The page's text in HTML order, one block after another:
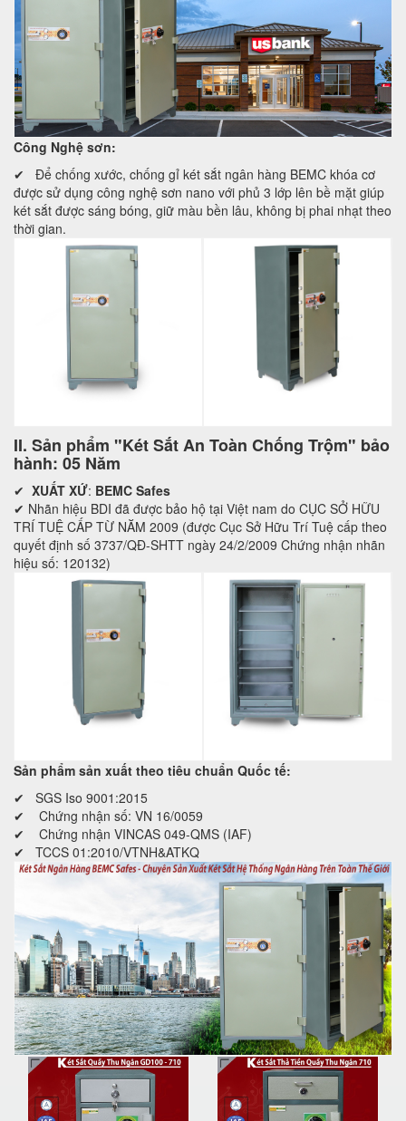
Công Nghệ sơn:
✔ Để chống xước, chống gỉ két sắt ngân hàng BEMC khóa cơ
được sử dụng công nghệ sơn nano với phủ 3 lớp lên bề mặt giúp
két sắt được sáng bóng, giữ màu bền lâu, không bị phai nhạt theo
thời gian.
II. Sản phẩm "Két Sắt An Toàn Chống Trộm" bảo
hành: 05 Năm
✔ XUẤT XỨ: BEMC Safes
✔ Nhãn hiệu BDI đã được bảo hộ tại Việt nam do CỤC SỞ HỮU
TRÍ TUỆ CẤP TỪ NĂM 2009 (được Cục Sở Hữu Trí Tuệ cấp theo
quyết định số 3737/QĐ-SHTT ngày 24/2/2009 Chứng nhận nhãn
hiệu số: 120132)
Sản phẩm sản xuất theo tiêu chuẩn Quốc tế:
✔ SGS Iso 9001:2015
✔ Chứng nhận số: VN 16/0059
✔ Chứng nhận VINCAS 049-QMS (IAF)
✔ TCCS 01:2010/VTNH&ATKQ